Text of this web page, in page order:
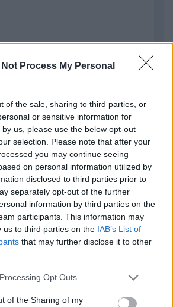
Not Process My Personal
of the sale, sharing to third parties, or
or sensitive information for
us, please use the below opt-out
selection. Please note that after your
you may continue seeing
on personal information utilized by
disclosed to third parties prior to
separately opt-out of the further
information by third parties on the
participants. This information may
us to third parties on the IAB’s List of
that may further disclose it to other
website/app uses one or more Google
or usage behaviour. You may click to
Opt Outs
of the Sharing of my
Δημοφιλή